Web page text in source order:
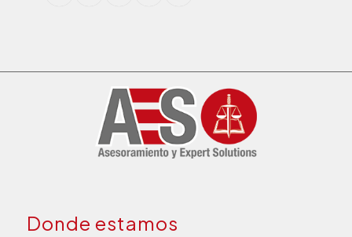
Donde estamos